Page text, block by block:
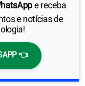
e receba
e notícias de
👈